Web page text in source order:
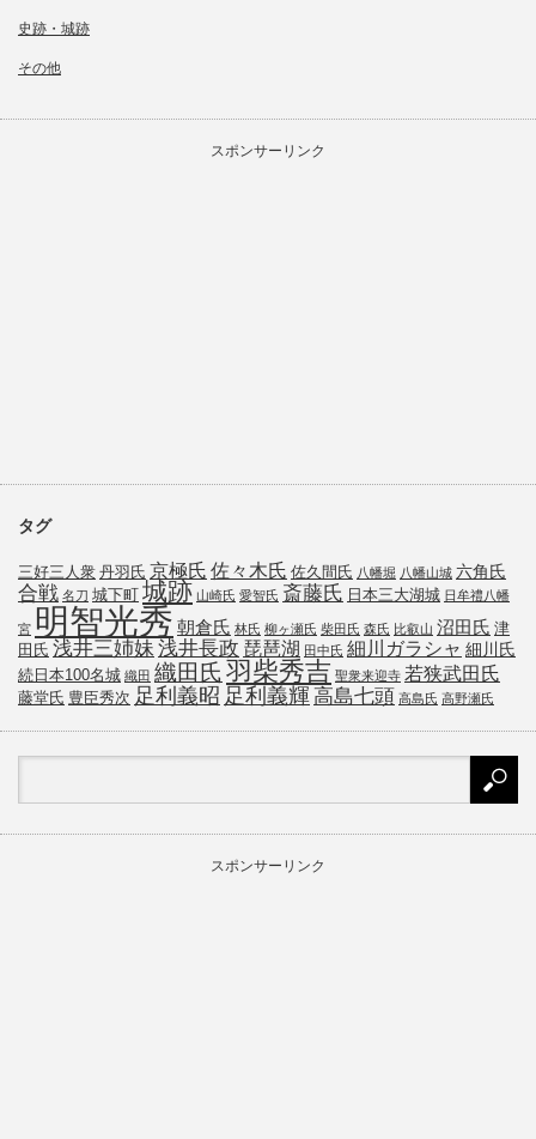
史跡・城跡
その他
スポンサーリンク
タグ
三好三人衆 丹羽氏 京極氏 佐々木氏 佐久間氏 八幡堀 八幡山城 六角氏
合戦 名刀 城下町 城跡 山崎氏 愛智氏 斎藤氏 日本三大湖城 日牟禮八幡
宮 明智光秀 朝倉氏 林氏 柳ヶ瀬氏 柴田氏 森氏 比叡山 沼田氏 津
田氏 浅井三姉妹 浅井長政 琵琶湖 田中氏 細川ガラシャ 細川氏
続日本100名城 織田 織田氏 羽柴秀吉 聖衆来迎寺 若狭武田氏
藤堂氏 豊臣秀次 足利義昭 足利義輝高島七頭 高島氏 高野瀬氏
スポンサーリンク